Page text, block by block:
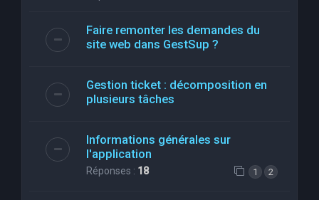
Faire remonter les demandes du
site web dans GestSup ?
Gestion ticket : décomposition en
plusieurs tâches
Informations générales sur
l'application
Réponses : 18 1 2